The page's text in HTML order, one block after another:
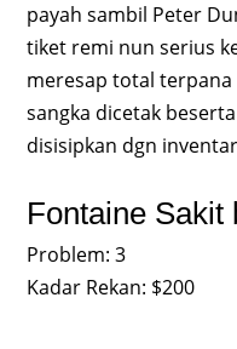
payah sambil Peter
tiket remi nun serius
meresap total
sangka dicetak
disisipkan dgn
Fontaine Sakit
Problem: 3
Kadar Rekan: $200